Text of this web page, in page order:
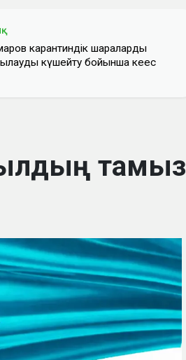
карантиндік шаралардың
күшейту бойынша кеңес
тамыз